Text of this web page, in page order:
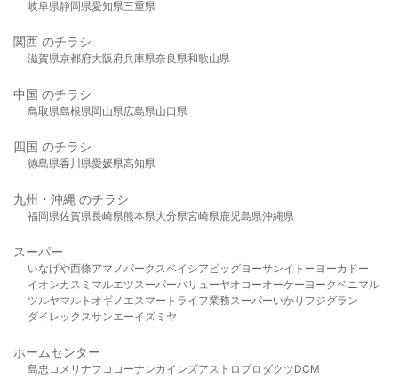
岐阜県静岡県愛知県三重県
関西 のチラシ
滋賀県京都府大阪府兵庫県奈良県和歌山県
中国 のチラシ
鳥取県島根県岡山県広島県山口県
四国 のチラシ
徳島県香川県愛媛県高知県
九州・沖縄 のチラシ
福岡県佐賀県長崎県熊本県大分県宮崎県鹿児島県沖縄県
スーパー
いなげや西條アマノパークスベイシア ビッグヨーサンイトーヨーカドー
イオンカスミ マルエツスーパーバリューヤオコーオーケー ヨークベニマル
ツルヤマルト オギノ エスマート ライフ業務スーパーいかり フジグラン
ダイレックスサンエーイズミヤ
ホームセンター
島忠 コメリ ナフコ コーナンカインズアストロプロダクツDCM